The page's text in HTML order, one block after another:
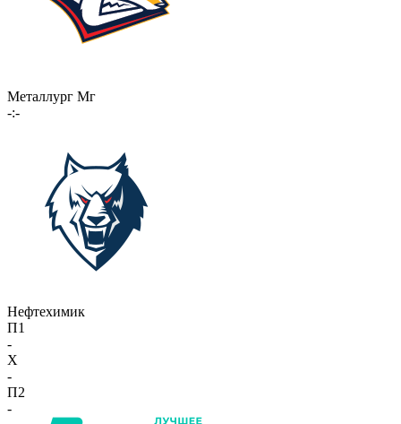
Металлург Мг
-:-
Нефтехимик
П1
-
X
-
П2
-